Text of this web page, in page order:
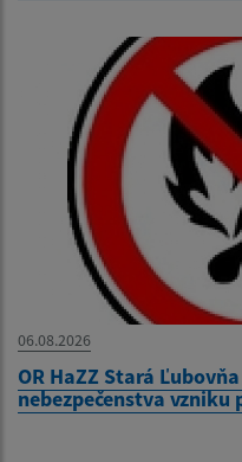
06.08.2026
OR HaZZ Stará
nebezpečenstva vzniku